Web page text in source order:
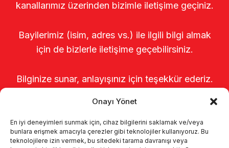
Onayı Yönet
En iyi deneyimleri sunmak için, cihaz bilgilerini saklamak ve/veya
bunlara erişmek amacıyla çerezler gibi teknolojiler kullanıyoruz. Bu
teknolojilere izin vermek, bu sitedeki tarama davranışı veya
kanallarımız üzerinden bizimle iletişime geçiniz.
Bayilerimiz (isim, adres vs.) ile ilgili bilgi almak
için de bizlerle iletişime geçebilirsiniz.
Bilginize sunar, anlayışınız için teşekkür ederiz.